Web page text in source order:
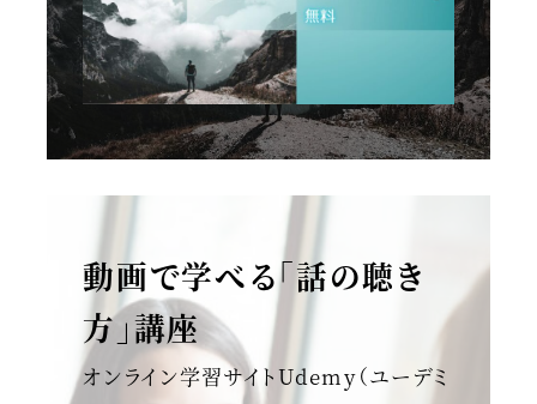
動画で学べる「話の聴き
方」講座
オンライン学習サイトUdemy（ユーデミ